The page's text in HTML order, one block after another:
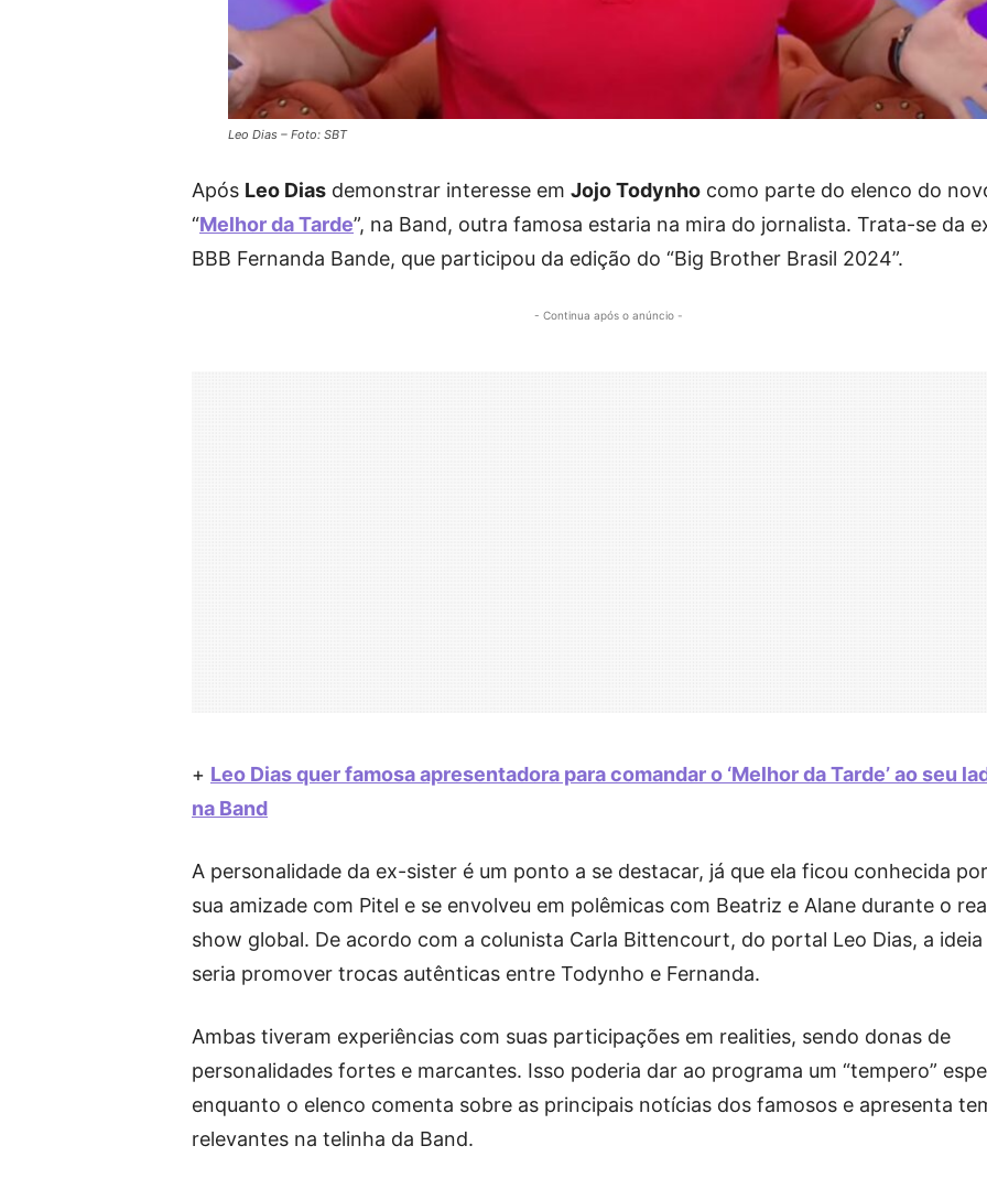
Leo Dias – Foto: SBT
Após Leo Dias demonstrar interesse em Jojo Todynho como parte do elenco do
“Melhor da Tarde”, na Band, outra famosa estaria na mira do jornalista. Trata-se da
BBB Fernanda Bande, que participou da edição do “Big Brother Brasil 2024”.
- Continua após o anúncio -
+ Leo Dias quer famosa apresentadora para comandar o ‘Melhor da Tarde’ ao seu
na Band
A personalidade da ex-sister é um ponto a se destacar, já que ela ficou conhecida por
sua amizade com Pitel e se envolveu em polêmicas com Beatriz e Alane durante o
show global. De acordo com a colunista Carla Bittencourt, do portal Leo Dias, a ideia
seria promover trocas autênticas entre Todynho e Fernanda.
Ambas tiveram experiências com suas participações em realities, sendo donas de
personalidades fortes e marcantes. Isso poderia dar ao programa um “tempero”
enquanto o elenco comenta sobre as principais notícias dos famosos e apresenta
relevantes na telinha da Band.